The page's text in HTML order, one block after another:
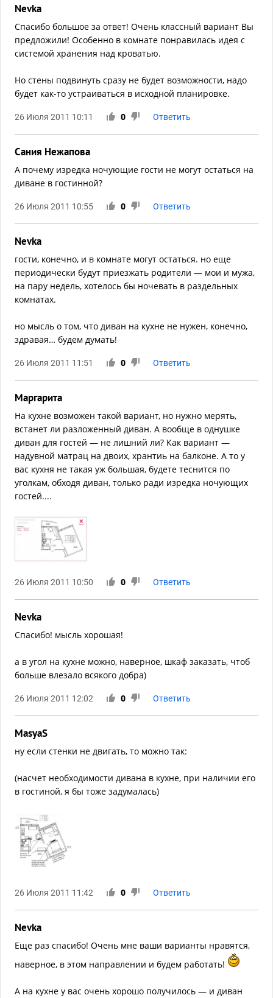
Nevka
Спасибо большое за ответ! Очень классный вариант Вы
предложили! Особенно в комнате понравилась идея с
системой хранения над кроватью.
Но стены подвинуть сразу не будет возможности, надо
будет как-то устраиваться в исходной планировке.
26 Июля 2011 10:11 0 Ответить
Сания Нежапова
А почему изредка ночующие гости не могут остаться на
диване в гостинной?
26 Июля 2011 10:55 0 Ответить
Nevka
гости, конечно, и в комнате могут остаться. но еще
периодически будут приезжать родители — мои и мужа,
на пару недель, хотелось бы ночевать в раздельных
комнатах.
но мысль о том, что диван на кухне не нужен, конечно,
здравая… будем думать!
26 Июля 2011 11:51 0 Ответить
Маргарита
На кухне возможен такой вариант, но нужно мерять,
встанет ли разложенный диван. А вообще в однушке
диван для гостей — не лишний ли? Как вариант —
надувной матрац на двоих, хрантиь на балконе. А то у
вас кухня не такая уж большая, будете теснится по
уголкам, обходя диван, только ради изредка ночующих
гостей....
26 Июля 2011 10:50 0 Ответить
Nevka
Спасибо! мысль хорошая!
а в угол на кухне можно, наверное, шкаф заказать, чтоб
больше влезало всякого добра)
26 Июля 2011 12:02 0 Ответить
MasyaS
ну если стенки не двигать, то можно так:
(насчет необходимости дивана в кухне, при наличии его
в гостиной, я бы тоже задумалась)
26 Июля 2011 11:42 0 Ответить
Nevka
Еще раз спасибо! Очень мне ваши варианты нравятся,
наверное, в этом направлении и будем работать!
А на кухне у вас очень хорошо получилось — и диван